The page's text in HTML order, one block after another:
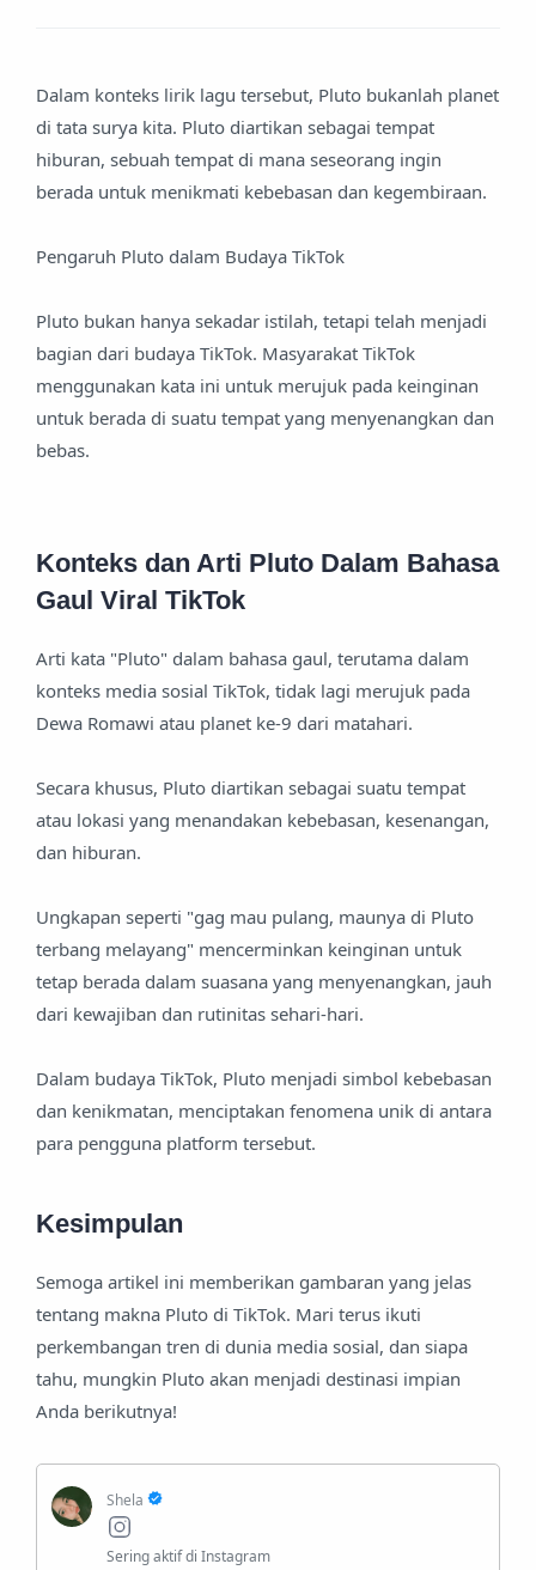
Dalam konteks lirik lagu tersebut, Pluto bukanlah planet
di tata surya kita. Pluto diartikan sebagai tempat
hiburan, sebuah tempat di mana seseorang ingin
berada untuk menikmati kebebasan dan kegembiraan.
Pengaruh Pluto dalam Budaya TikTok
Pluto bukan hanya sekadar istilah, tetapi telah menjadi
bagian dari budaya TikTok. Masyarakat TikTok
menggunakan kata ini untuk merujuk pada keinginan
untuk berada di suatu tempat yang menyenangkan dan
bebas.
Konteks dan Arti Pluto Dalam Bahasa
Gaul Viral TikTok
Arti kata "Pluto" dalam bahasa gaul, terutama dalam
konteks media sosial TikTok, tidak lagi merujuk pada
Dewa Romawi atau planet ke-9 dari matahari.
Secara khusus, Pluto diartikan sebagai suatu tempat
atau lokasi yang menandakan kebebasan, kesenangan,
dan hiburan.
Ungkapan seperti "gag mau pulang, maunya di Pluto
terbang melayang" mencerminkan keinginan untuk
tetap berada dalam suasana yang menyenangkan, jauh
dari kewajiban dan rutinitas sehari-hari.
Dalam budaya TikTok, Pluto menjadi simbol kebebasan
dan kenikmatan, menciptakan fenomena unik di antara
para pengguna platform tersebut.
Kesimpulan
Semoga artikel ini memberikan gambaran yang jelas
tentang makna Pluto di TikTok. Mari terus ikuti
perkembangan tren di dunia media sosial, dan siapa
tahu, mungkin Pluto akan menjadi destinasi impian
Anda berikutnya!